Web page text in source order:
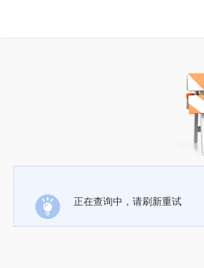
正在查询中，请刷新重试